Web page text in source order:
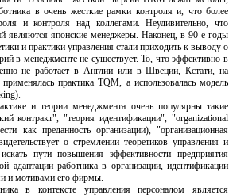
в очень жесткие рамки контроля и, что более
и контроля над коллегами. Неудивительно, что
являются японские менеджеры. Наконец, в 90-е годы
и практики управления стали приходить к выводу о
в менеджменте не существует. То, что эффективно в
не работает в Англии или в Швеции, Кстати, на
практика TQM, а использовалась модель
и теории менеджмента очень популярны такие
контракт", "теория идентификации", "organizational
как преданность организации), "организационная
о стремлении теоретиков управления и
пути повышения эффективности предприятия
адаптации работника в организации, идентификации
и мотивами его фирмы.
в контексте управления персоналом является